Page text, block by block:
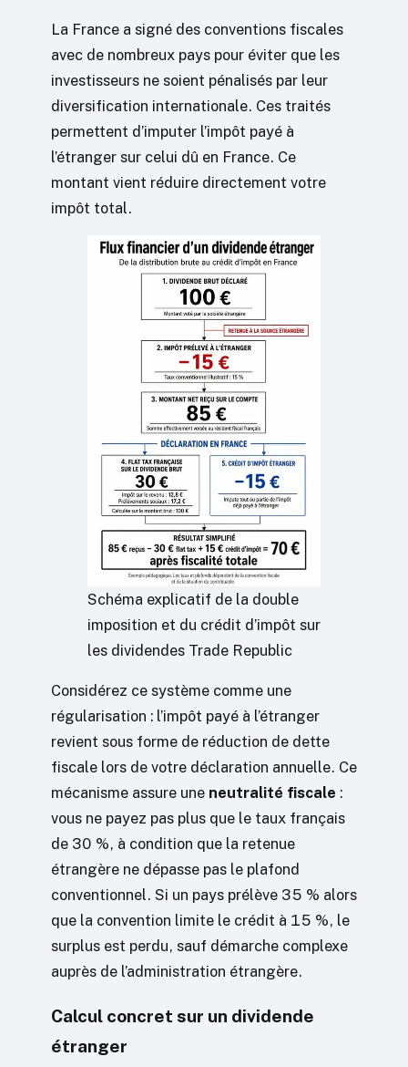
La France a signé des conventions fiscales
avec de nombreux pays pour éviter que les
investisseurs ne soient pénalisés par leur
diversification internationale. Ces traités
permettent d’imputer l’impôt payé à
l’étranger sur celui dû en France. Ce
montant vient réduire directement votre
impôt total.
Schéma explicatif de la double
imposition et du crédit d’impôt sur
les dividendes Trade Republic
Considérez ce système comme une
régularisation : l’impôt payé à l’étranger
revient sous forme de réduction de dette
fiscale lors de votre déclaration annuelle. Ce
mécanisme assure une neutralité fiscale :
vous ne payez pas plus que le taux français
de 30 %, à condition que la retenue
étrangère ne dépasse pas le plafond
conventionnel. Si un pays prélève 35 % alors
que la convention limite le crédit à 15 %, le
surplus est perdu, sauf démarche complexe
auprès de l’administration étrangère.
Calcul concret sur un dividende
étranger